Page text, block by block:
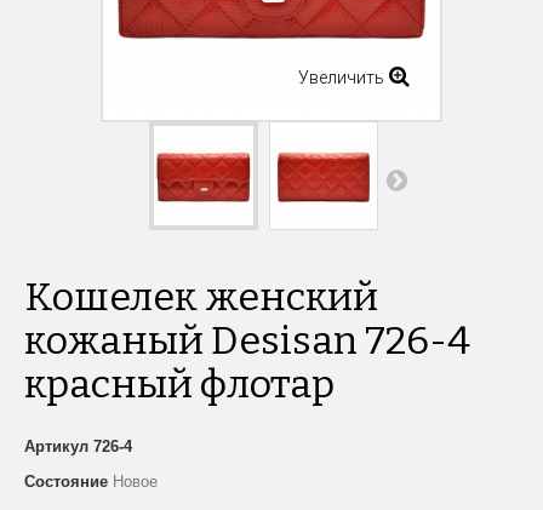
Увеличить
Кошелек женский
кожаный Desisan 726-4
красный флотар
Артикул 726-4
Состояние Новое